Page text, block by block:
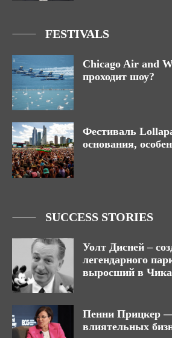
FESTIVALS
Chicago Air and
проходит шоу?
Фестиваль
основания,
SUCCESS STORIES
Уолт Дисней –
легендарного
выросший в
Пенни Прицкер
влиятельных